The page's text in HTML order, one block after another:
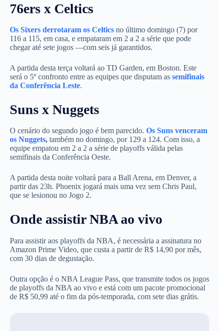
76ers x Celtics
Os Sixers derrotaram os Celtics no último domingo (7) por
116 a 115, em casa, e empataram em 2 a 2 a série que pode
chegar até sete jogos —com seis já garantidos.
A partida desta terça voltará ao TD Garden, em Boston. Este
será o 5º confronto entre as equipes que disputam as semifinais
da Conferência Leste.
Suns x Nuggets
O cenário do segundo jogo é bem parecido. Os Suns venceram
os Nuggets, também no domingo, por 129 a 124. Com isso, a
equipe empatou em 2 a 2 a série de playoffs válida pelas
semifinais da Conferência Oeste.
A partida desta noite voltará para a Ball Arena, em Denver, a
partir das 23h. Phoenix jogará mais uma vez sem Chris Paul,
que se lesionou no Jogo 2.
Onde assistir NBA ao vivo
Para assistir aos playoffs da NBA, é necessária a assinatura no
Amazon Prime Video, que custa a partir de R$ 14,90 por mês,
com 30 dias de degustação.
Outra opção é o NBA League Pass, que transmite todos os jogos
de playoffs da NBA ao vivo e está com um pacote promocional
de R$ 50,99 até o fim da pós-temporada, com sete dias grátis.